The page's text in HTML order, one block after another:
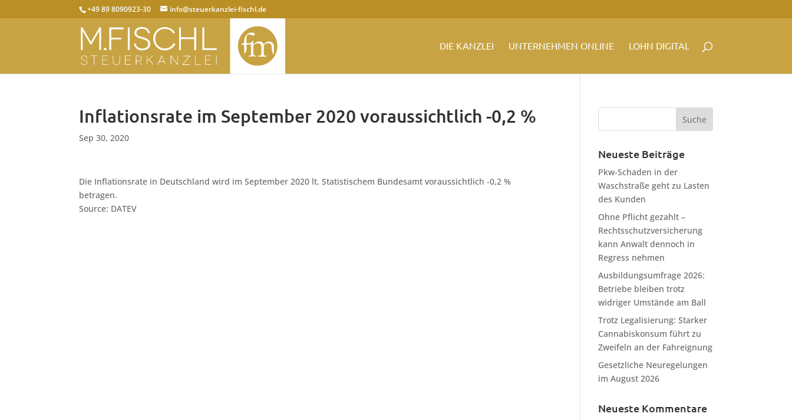
+49 89 8090923-30 info@steuerkanzlei-fischl.de
DIE KANZLEI UNTERNEHMEN ONLINE LOHN DIGITAL
Inflationsrate im September 2020 voraussichtlich -0,2 %
Sep 30, 2020
Die Inflationsrate in Deutschland wird im September 2020 lt. Statistischem Bundesamt voraussichtlich -0,2 %
betragen.
Source: DATEV
Neueste Beiträge
Pkw-Schaden in der
Waschstraße geht zu Lasten
des Kunden
Ohne Pflicht gezahlt –
Rechtsschutzversicherung
kann Anwalt dennoch in
Regress nehmen
Ausbildungsumfrage 2026:
Betriebe bleiben trotz
widriger Umstände am Ball
Trotz Legalisierung: Starker
Cannabiskonsum führt zu
Zweifeln an der Fahreignung
Gesetzliche Neuregelungen
im August 2026
Neueste Kommentare